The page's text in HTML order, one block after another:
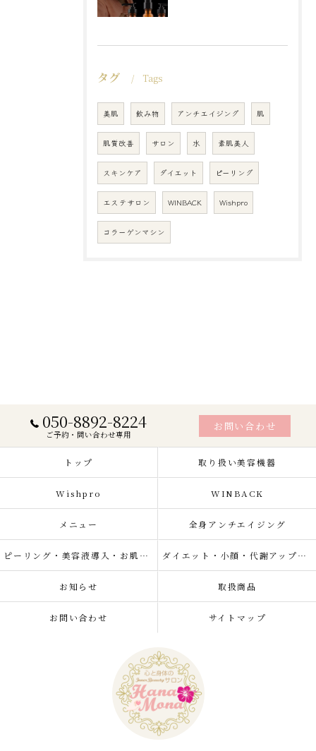
タグ Tags
美肌 飲み物 アンチエイジング 肌
肌質改善 サロン 水 素肌美人
スキンケア ダイエット ピーリング
エステサロン WINBACK Wishpro
コラーゲンマシン
050-8892-8224
ご予約・問い合わせ専用
お問い合わせ
トップ 取り扱い美容機器
Wishpro WINBACK
メニュー 全身アンチエイジング
ピーリング・美容液導入・お肌の悩み改善 ダイエット・小顔・代謝アップ・肌質改善・リラクゼーション
お知らせ 取扱商品
お問い合わせ サイトマップ